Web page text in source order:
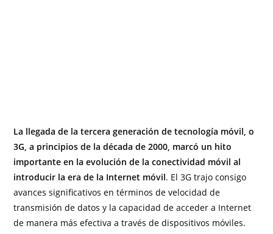
La llegada de la tercera generación de tecnología móvil, o
3G, a principios de la década de 2000, marcó un hito
importante en la evolución de la conectividad móvil al
introducir la era de la Internet móvil. El 3G trajo consigo
avances significativos en términos de velocidad de
transmisión de datos y la capacidad de acceder a Internet
de manera más efectiva a través de dispositivos móviles.